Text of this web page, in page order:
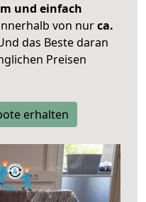
und einfach
von nurca.
das Beste daran
Preisen
erhalten